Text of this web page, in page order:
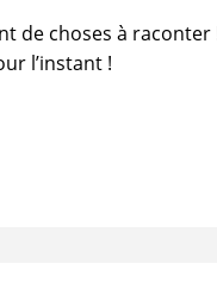
de choses à
l’instant !